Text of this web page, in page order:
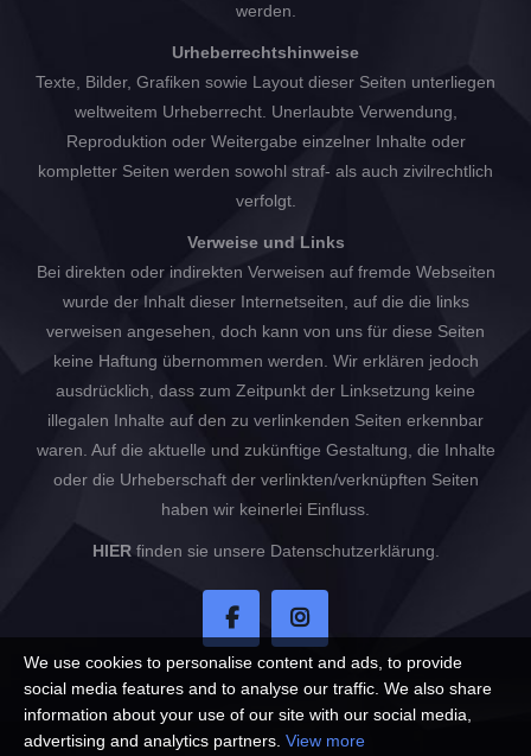
werden.
Urheberrechtshinweise
Texte, Bilder, Grafiken sowie Layout dieser Seiten unterliegen
weltweitem Urheberrecht. Unerlaubte Verwendung,
Reproduktion oder Weitergabe einzelner Inhalte oder
kompletter Seiten werden sowohl straf- als auch zivilrechtlich
verfolgt.
Verweise und Links
Bei direkten oder indirekten Verweisen auf fremde Webseiten
wurde der Inhalt dieser Internetseiten, auf die die links
verweisen angesehen, doch kann von uns für diese Seiten
keine Haftung übernommen werden. Wir erklären jedoch
ausdrücklich, dass zum Zeitpunkt der Linksetzung keine
illegalen Inhalte auf den zu verlinkenden Seiten erkennbar
waren. Auf die aktuelle und zukünftige Gestaltung, die Inhalte
oder die Urheberschaft der verlinkten/verknüpften Seiten
haben wir keinerlei Einfluss.
HIERfinden sie unsere Datenschutzerklärung.
We use cookies to personalise content and ads, to provide
social media features and to analyse our traffic. We also share
information about your use of our site with our social media,
advertising and analytics partners. View more